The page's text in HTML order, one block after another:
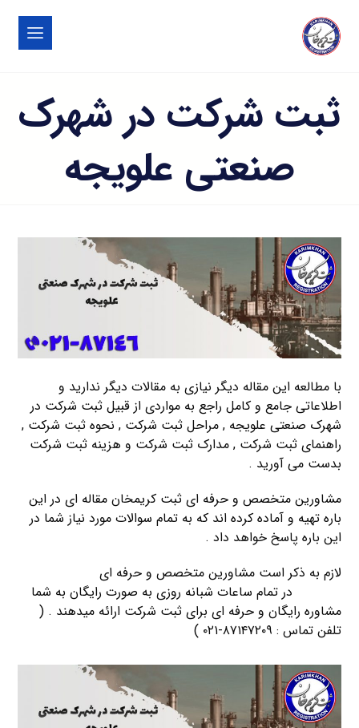
ثبت شرکت در شهرک
صنعتی علويجه
با مطالعه این مقاله دیگر نیازی به مقالات دیگر ندارید و
اطلاعاتی جامع و کامل راجع به مواردی از قبیل ثبت شرکت در
شهرک صنعتی علويجه , مراحل ثبت شرکت , نحوه ثبت شرکت ,
راهنمای ثبت شرکت , مدارک ثبت شرکت و هزینه ثبت شرکت
بدست می آورید .
مشاورین متخصص و حرفه ای ثبت کریمخان مقاله ای در این
باره تهیه و آماده کرده اند که به تمام سوالات مورد نیاز شما در
این باره پاسخ خواهد داد .
لازم به ذکر است مشاورین متخصص و حرفه ای
در تمام ساعات شبانه روزی به صورت رایگان به شما
مشاوره رایگان و حرفه ای برای ثبت شرکت ارائه میدهند . (
تلفن تماس : ۸۷۱۴۷۲۰۹-۰۲۱ )